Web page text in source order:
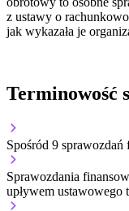
z ustawy o
jak wykazała je
Terminowość
Spośród 9
Sprawozdania
upływem ustawowego